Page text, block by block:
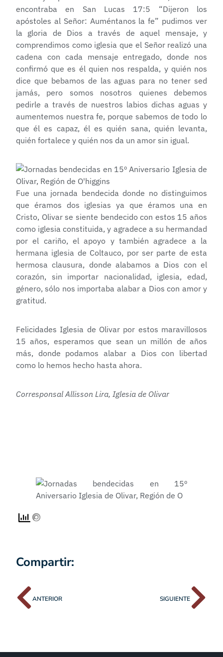
encontraba en San Lucas 17:5 “Dijeron los
apóstoles al Señor: Auméntanos la fe” pudimos ver
la gloria de Dios a través de aquel mensaje, y
comprendimos como iglesia que el Señor realizó una
cadena con cada mensaje entregado, donde nos
confirmó que es él quien nos respalda, y quién nos
dice que bebamos de las aguas para no tener sed
jamás, pero somos nosotros quienes debemos
pedirle a través de nuestros labios dichas aguas y
aumentemos nuestra fe, porque sabemos de todo lo
que él es capaz, él es quién sana, quién levanta,
quién fortalece y quién nos da un amor sin igual.
Fue una jornada bendecida donde no distinguimos
que éramos dos iglesias ya que éramos una en
Cristo, Olivar se siente bendecido con estos 15 años
como iglesia constituida, y agradece a su hermandad
por el cariño, el apoyo y también agradece a la
hermana iglesia de Coltauco, por ser parte de esta
hermosa clausura, donde alabamos a Dios con el
corazón, sin importar nacionalidad, iglesia, edad,
género, sólo nos importaba alabar a Dios con amor y
gratitud.
Felicidades Iglesia de Olivar por estos maravillosos
15 años, esperamos que sean un millón de años
más, donde podamos alabar a Dios con libertad
como lo hemos hecho hasta ahora.
Corresponsal Allisson Lira, Iglesia de Olivar
Compartir:
ANTERIOR SIGUIENTE